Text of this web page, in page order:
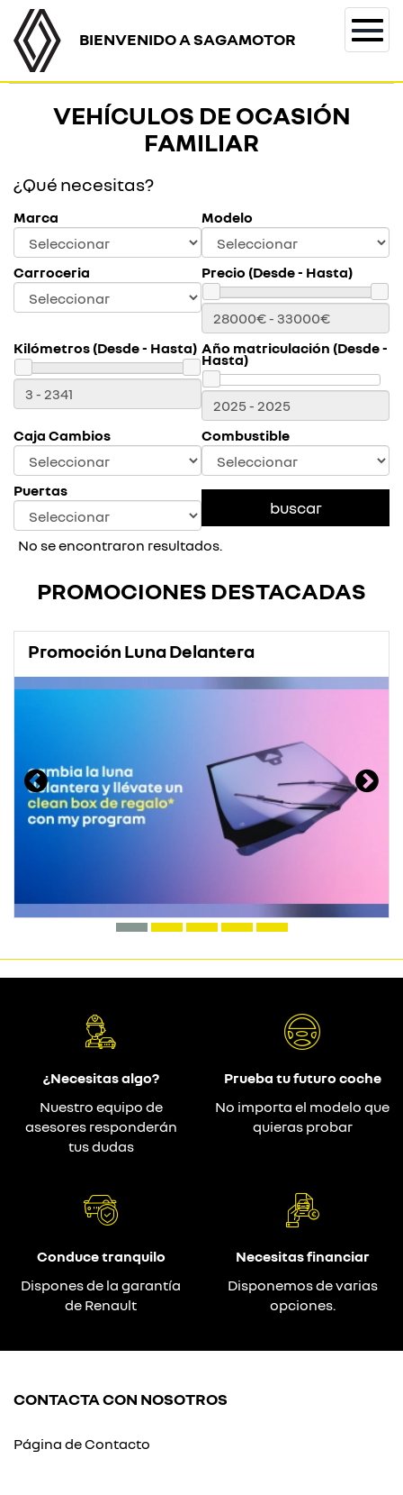
BIENVENIDO A SAGAMOTOR
VEHÍCULOS DE OCASIÓN
FAMILIAR
¿Qué necesitas?
Marca Modelo
Carroceria Precio (Desde - Hasta)
Kilómetros (Desde - Hasta) Año matriculación (Desde -
Hasta)
Caja Cambios Combustible
Puertas
No se encontraron resultados.
PROMOCIONES DESTACADAS
Promoción Luna Delantera
¿Necesitas algo?
Nuestro equipo de
asesores responderán
tus dudas
Prueba tu futuro coche
No importa el modelo que
quieras probar
Conduce tranquilo
Dispones de la garantía
de Renault
Necesitas financiar
Disponemos de varias
opciones.
CONTACTA CON NOSOTROS
Página de Contacto